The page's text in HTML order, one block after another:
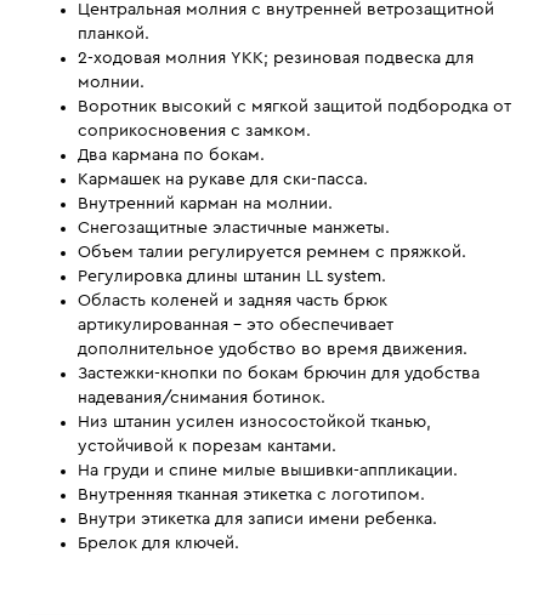
Центральная молния с внутренней ветрозащитной
планкой.
2-ходовая молния YKK; резиновая подвеска для
молнии.
Воротник высокий с мягкой защитой подбородка от
соприкосновения с замком.
Два кармана по бокам.
Кармашек на рукаве для ски-пасса.
Внутренний карман на молнии.
Снегозащитные эластичные манжеты.
Объем талии регулируется ремнем с пряжкой.
Регулировка длины штанин LL system.
Область коленей и задняя часть брюк
артикулированная - это обеспечивает
дополнительное удобство во время движения.
Застежки-кнопки по бокам брючин для удобства
надевания/снимания ботинок.
Низ штанин усилен износостойкой тканью,
устойчивой к порезам кантами.
На груди и спине милые вышивки-аппликации.
Внутренняя тканная этикетка с логотипом.
Внутри этикетка для записи имени ребенка.
Брелок для ключей.